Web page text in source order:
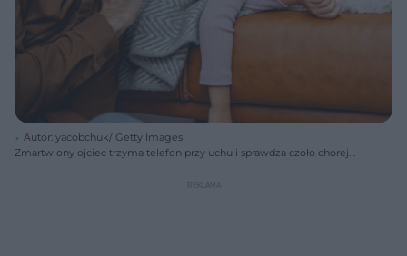
Autor: yacobchuk/ Getty Images
Zmartwiony ojciec trzyma telefon przy uchu i sprawdza czoło chorej
rodziców o zdrowie dzieci oraz zagrożenie poważnymi powikłaniami